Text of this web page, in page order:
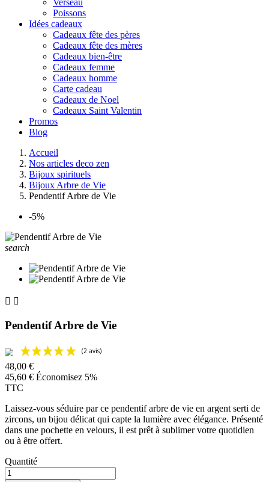
Verseau
Poissons
Idées cadeaux
Cadeaux fête des pères
Cadeaux fête des mères
Cadeaux bien-être
Cadeaux femme
Cadeaux homme
Carte cadeau
Cadeaux de Noel
Cadeaux Saint Valentin
Promos
Blog
Accueil
Nos articles deco zen
Bijoux spirituels
Bijoux Arbre de Vie
Pendentif Arbre de Vie
-5%
search
 
Pendentif Arbre de Vie
48,00 €
45,60 € Économisez 5%
TTC
Laissez-vous séduire par ce pendentif arbre de vie en argent serti de
zircons, un bijou délicat qui capte la lumière avec élégance. Présenté
dans une pochette en velours, il est prêt à sublimer votre quotidien
ou à être offert.
Quantité